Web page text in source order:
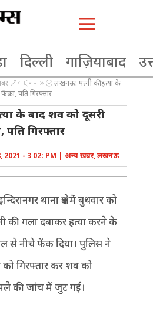
a
दिल्ली गाज़ियाबाद
&#x39; लखनऊ: पत्नी की हत्या के
पति गिरफ्तार
के बाद शव को दूसरी
गिरफ्तार
2021 - 3 02: PM | अन्य खबर,लखनऊ
थाना क्षेत्र में बुधवार को
की गला दबाकर हत्या करने के
से नीचे फेंक दिया। पुलिस ने
गिरफ्तार कर शव को
की जांच में जुट गई।